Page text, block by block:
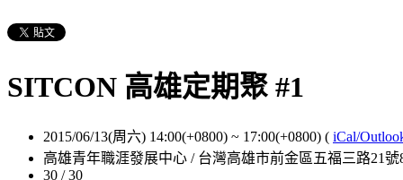
SITCON 高雄定期聚 #1
2015/06/13(周六) 14:00(+0800) ~ 17:00(+0800) ( iCal/
高雄青年職涯發展中心 / 台灣高雄市前金區五福三路21號
30 / 30